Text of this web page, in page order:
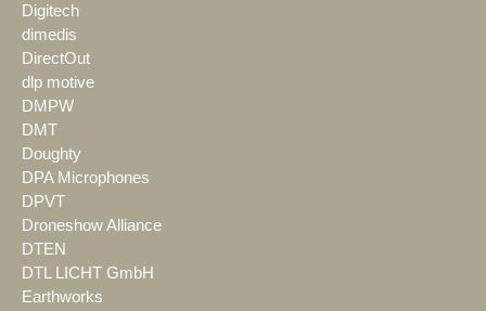
Digitech
dimedis
DirectOut
dlp motive
DMPW
DMT
Doughty
DPA Microphones
DPVT
Droneshow Alliance
DTEN
DTL LICHT GmbH
Earthworks